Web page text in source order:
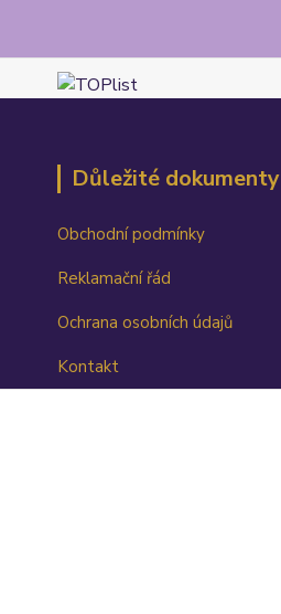
Důležité dokumenty
Obchodní podmínky
Reklamační řád
Ochrana osobních údajů
Kontakt